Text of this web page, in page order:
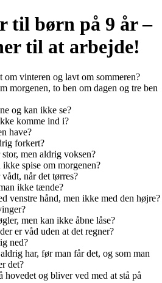
til børn på 9 år –
til at arbejde!
om vinteren og lavt om sommeren?
morgenen, to ben om dagen og tre ben
og kan ikke se?
komme ind i?
have?
forkert?
men aldrig voksen?
spise om morgenen?
når det tørres?
ikke tænde?
venstre hånd, men ikke med den højre?
men kan ikke åbne låse?
er våd uden at det regner?
ned?
har, før man får det, og som man
det?
hovedet og bliver ved med at stå på